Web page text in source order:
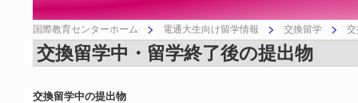
国際教育センターホーム 電通大生向け留学情報 交換留学
交換留学中・留学終了後の提出物
交換留学中の提出物